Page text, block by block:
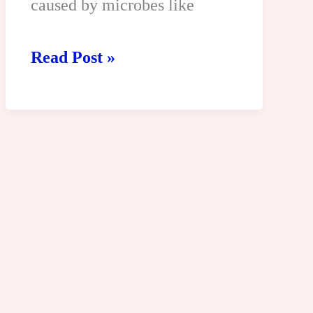
caused by microbes like
Communicable
Read Post »